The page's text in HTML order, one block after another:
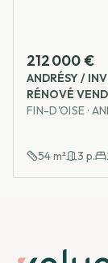
212 000 €
ANDRÉSY /
RÉNOVÉ
FIN-D'OISE ·
54m² 3 p.